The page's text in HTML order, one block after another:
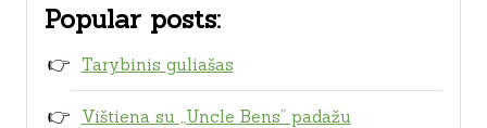
Popular posts:
Tarybinis guliašas
Vištiena su „Uncle Bens” padažu